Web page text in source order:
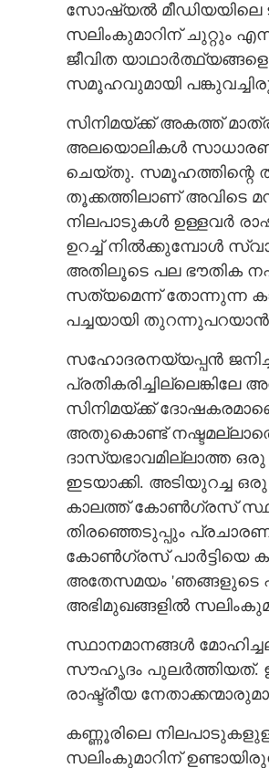
സോഷ്യൽ മീഡിയയിലെ
സലിംകുമാറിന് ചുറ്റും
ജീവിത
സമൂഹവുമായി
സിനിമയ്ക്ക് അകത്ത്
അലയൊലികൾ
ചെയ്തു. സമൂഹത്തിന്റെ
തൂക്കത്തിലാണ് അവിടെ
നിലപാടുകൾ ഉള്ളവർ
ഉറച്ച് നിൽക്കുമ്പോൾ
അതിലൂടെ പല ഭൗതിക
സത്യമെന്ന് തോന്നുന്ന
പച്ചയായി തുറന്നുപറയാൻ
സഹോദരനയ്യപ്പൻ
സിനിമയ്ക്ക്
അതുകൊണ്ട് നഷ്ടമല്ലാതെ
ദാസ്യഭാവമില്ലാത്ത
ഇടയാക്കി. അടിയുറച്ച
കാലത്ത് കോൺഗ്രസ്
തിരഞ്ഞെടുപ്പും
കോൺഗ്രസ് പാർട്ടിയെ
അതേസമയം 'ഞങ്ങളുടെ
അഭിമുഖങ്ങളിൽ
സ്ഥാനമാനങ്ങൾ
സൗഹൃദം പുലർത്തിയത്.
രാഷ്ട്രീയ
കണ്ണൂരിലെ
സലിംകുമാറിന്